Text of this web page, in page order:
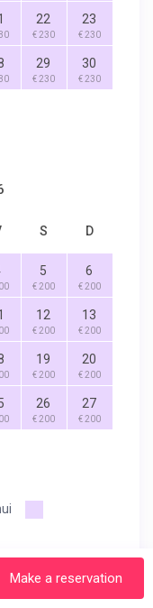
22
€ 230
23
€ 230
29
€ 230
30
€ 230
S D
5
€ 200
6
€ 200
12
€ 200
13
€ 200
19
€ 200
20
€ 200
26
€ 200
27
€ 200
Make a reservation